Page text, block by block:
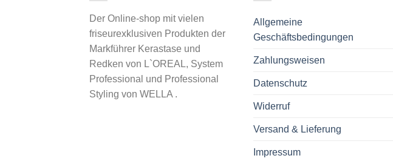
Der Online-shop mit vielen
friseurexklusiven Produkten der
Markführer Kerastase und
Redken von L`OREAL, System
Professional und Professional
Styling von WELLA .
Allgemeine
Geschäftsbedingungen
Zahlungsweisen
Datenschutz
Widerruf
Versand & Lieferung
Impressum